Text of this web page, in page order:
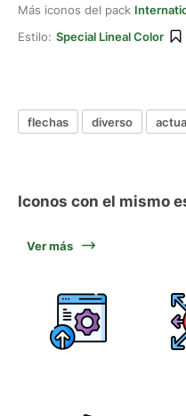
Más iconos del pack
Estilo: Special Lineal Color
flechas diverso
Iconos con el mismo
Ver más